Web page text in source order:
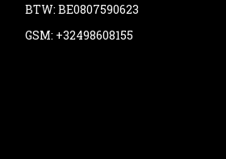
BTW: BE0807590623
GSM: +32498608155